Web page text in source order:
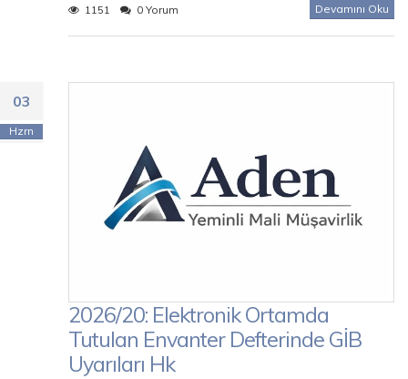
1151
0 Yorum Devamını Oku
03
Hzrn
2026/20: Elektronik Ortamda
Tutulan Envanter Defterinde GİB
Uyarıları Hk